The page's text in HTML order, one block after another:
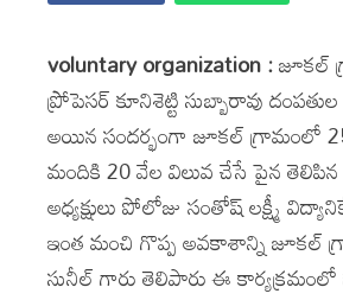
voluntary organization :జూకల్
ప్రోపెసర్ కూనిశెట్టి సుబ్బారావు
అయిన సందర్భంగా జూకల్ గ్రామంలో
మందికి 20 వేల విలువ చేసే పైన
అధ్యక్షులు పోలోజు సంతోష్ లక్ష్మీ
ఇంత మంచి గొప్ప అవకాశాన్ని జూకల్
సునీల్ గారు తెలిపారు ఈ